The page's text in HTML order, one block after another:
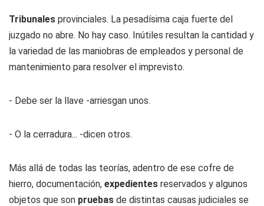
Tribunales provinciales. La pesadísima caja fuerte del
juzgado no abre. No hay caso. Inútiles resultan la cantidad y
la variedad de las maniobras de empleados y personal de
mantenimiento para resolver el imprevisto.
- Debe ser la llave -arriesgan unos.
- O la cerradura... -dicen otros.
Más allá de todas las teorías, adentro de ese cofre de
hierro, documentación, expedientes reservados y algunos
objetos que son pruebas de distintas causas judiciales se